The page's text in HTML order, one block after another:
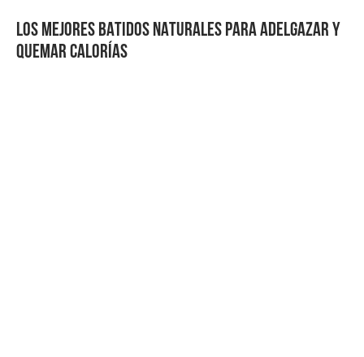
LOS MEJORES BATIDOS NATURALES PARA ADELGAZAR Y
QUEMAR CALORÍAS